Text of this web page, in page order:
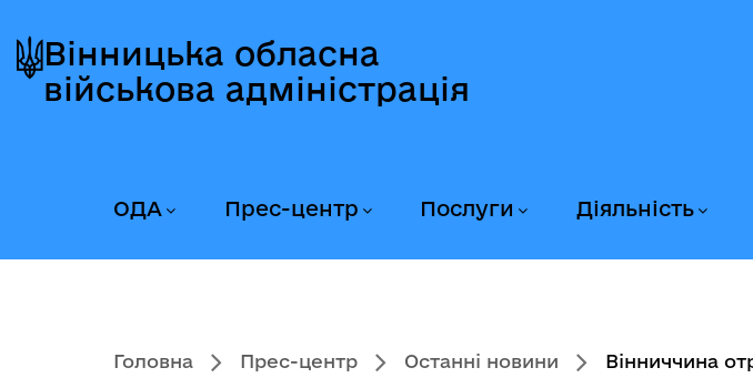
до
головного
до
головного
вмісту
до
головного
колонтитула
Вінницька обласна
військова адміністрація
ОДА Прес-центр Послуги Діяльність
Головна Прес-центр Останні новини Вінниччина